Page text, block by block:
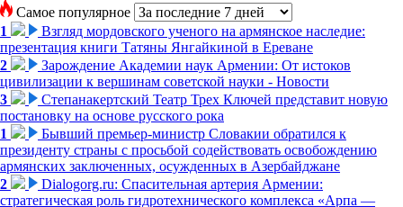
Самое популярное
1
Взгляд мордовского ученого на армянское наследие:
презентация книги Татяны Янгайкиной в Ереване
2
Зарождение Академии наук Армении: От истоков
цивилизации к вершинам советской науки - Новости
3
Степанакертский Театр Трех Ключей представит новую
постановку на основе русского рока
1
Бывший премьер-министр Словакии обратился к
президенту страны с просьбой содействовать освобождению
армянских заключенных, осужденных в Азербайджане
2
Dialogorg.ru: Спасительная артерия Армении:
стратегическая роль гидротехнического комплекса «Арпа —